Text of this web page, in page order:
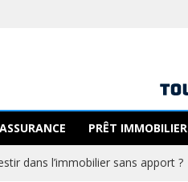
ASSURANCE PRÊT IMMOBILIER
dans l’immobilier sans apport ?